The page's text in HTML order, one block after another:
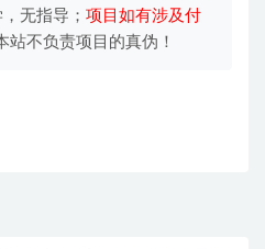
无指导； 项目如有涉及付
站不负责项目的真伪！